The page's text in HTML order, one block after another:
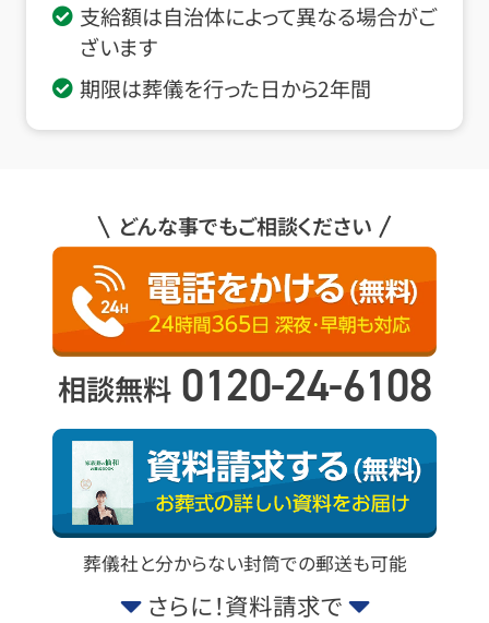
支給額は自治体によって異なる場合がご
ざいます
期限は葬儀を行った日から2年間
どんな事でもご相談ください
相談無料 0120-24-6108
葬儀社と分からない封筒での郵送も可能
さらに！資料請求で